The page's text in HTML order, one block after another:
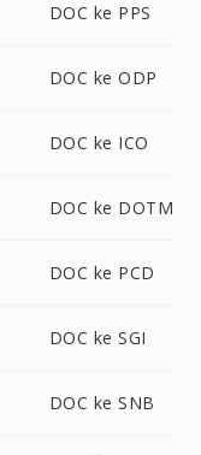
DOC ke PPS
DOC ke ODP
DOC ke ICO
DOC ke DOTM
DOC ke PCD
DOC ke SGI
DOC ke SNB